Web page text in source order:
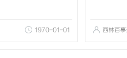
1970-01-01 西林百